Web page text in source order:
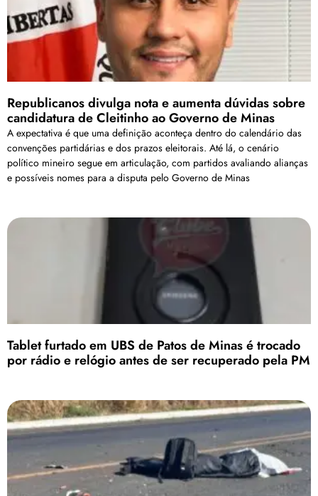
Republicanos divulga nota e aumenta dúvidas sobre
candidatura de Cleitinho ao Governo de Minas
A expectativa é que uma definição aconteça dentro do calendário das
convenções partidárias e dos prazos eleitorais. Até lá, o cenário
político mineiro segue em articulação, com partidos avaliando alianças
e possíveis nomes para a disputa pelo Governo de Minas
Tablet furtado em UBS de Patos de Minas é trocado
por rádio e relógio antes de ser recuperado pela PM